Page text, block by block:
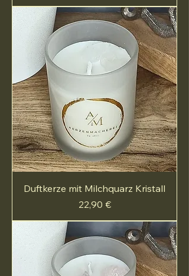
Duftkerze mit Milchquarz Kristall
Preis
22,90 €